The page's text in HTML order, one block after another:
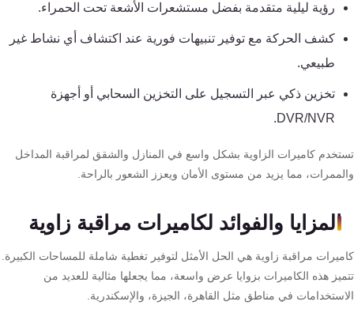
رؤية ليلية متقدمة بفضل مستشعرات الأشعة تحت الحمراء.
كشف الحركة مع توفير تنبيهات فورية عند اكتشاف أي نشاط غير
طبيعي.
تخزين ذكي عبر التسجيل على التخزين السحابي أو أجهزة
DVR/NVR.
كاميرات الزاوية بشكل واسع في المنازل والشقق لمراقبة المداخل
مما يزيد من مستوى الأمان ويعزز الشعور بالراحة.
المزايا والفوائد لكاميرات مراقبة زاوية
مراقبة زاوية هي الحل الأمثل لتوفير تغطية شاملة للمساحات الكبيرة.
هذه الكاميرات بزوايا عرض واسعة، مما يجعلها مثالية للعديد من
في مناطق مثل القاهرة، الجيزة، والإسكندرية.
إنذار
الحريق
أكسيس